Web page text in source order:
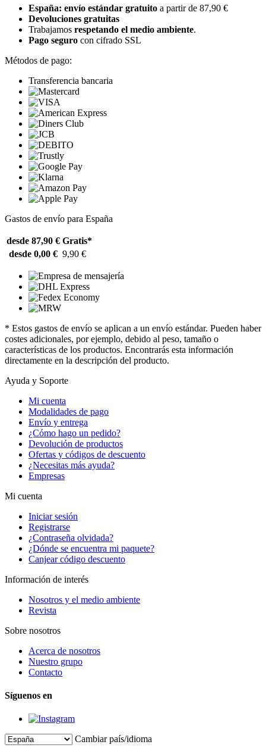
España: envío estándar gratuito a partir de 87,90 €
Devoluciones gratuitas
Trabajamos respetando el medio ambiente.
Pago seguro con cifrado SSL
Métodos de pago:
Transferencia bancaria
Gastos de envío para España
desde 87,90 € Gratis*
desde 0,00 € 9,90 €
* Estos gastos de envío se aplican a un envío estándar. Pueden haber
costes adicionales, por ejemplo, debido al peso, tamaño o
características de los productos. Encontrarás esta información
directamente en la descripción del producto.
Ayuda y Soporte
Mi cuenta
Modalidades de pago
Envío y entrega
¿Cómo hago un pedido?
Devolución de productos
Ofertas y códigos de descuento
¿Necesitas más ayuda?
Empresas
Mi cuenta
Iniciar sesión
Registrarse
¿Contraseña olvidada?
¿Dónde se encuentra mi paquete?
Canjear código descuento
Información de interés
Nosotros y el medio ambiente
Revista
Sobre nosotros
Acerca de nosotros
Nuestro grupo
Contacto
Síguenos en
Cambiar país/idioma